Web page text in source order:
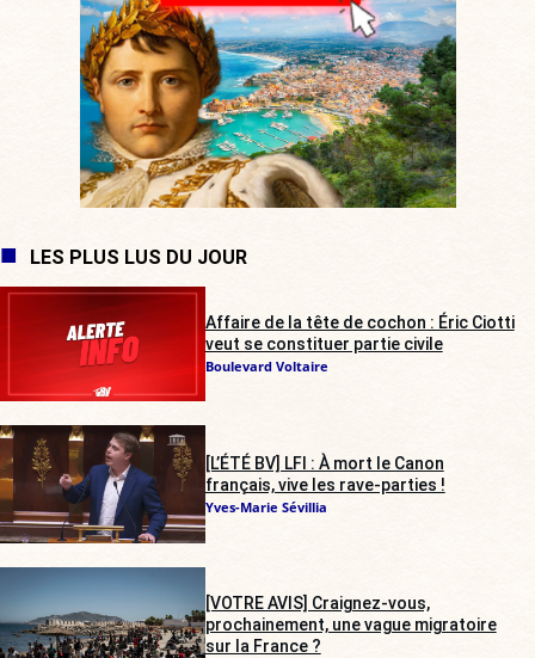
LES PLUS LUS DU JOUR
Affaire de la tête de cochon : Éric Ciotti
veut se constituer partie civile
Boulevard Voltaire
[L’ÉTÉ BV] LFI : À mort le Canon
français, vive les rave-parties !
Yves-Marie Sévillia
[VOTRE AVIS] Craignez-vous,
prochainement, une vague migratoire
sur la France ?